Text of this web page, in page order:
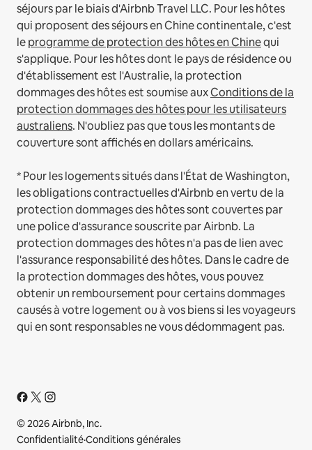
séjours par le biais d'Airbnb Travel LLC. Pour les hôtes
qui proposent des séjours en Chine continentale, c'est
leprogramme de protection des hôtes en Chinequi
s'applique. Pour les hôtes dont le pays de résidence ou
d'établissement est l'Australie, la protection
dommages des hôtes est soumise auxConditions de la
protection dommages des hôtes pour les utilisateurs
australiens. N'oubliez pas que tous les montants de
couverture sont affichés en dollars américains.
* Pour les logements situés dans l'État de Washington,
les obligations contractuelles d'Airbnb en vertu de la
protection dommages des hôtes sont couvertes par
une police d'assurance souscrite par Airbnb. La
protection dommages des hôtes n'a pas de lien avec
l'assurance responsabilité des hôtes. Dans le cadre de
la protection dommages des hôtes, vous pouvez
obtenir un remboursement pour certains dommages
causés à votre logement ou à vos biens si les voyageurs
qui en sont responsables ne vous dédommagent pas.
© 2026 Airbnb, Inc.
Confidentialité·Conditions générales